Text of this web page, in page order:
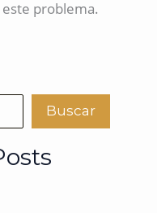
problema.
Buscar